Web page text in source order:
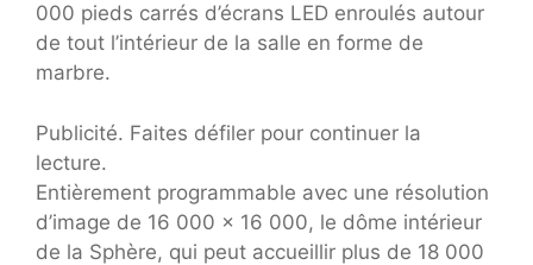
000 pieds carrés d’écrans LED enroulés autour
de tout l’intérieur de la salle en forme de
marbre.
Publicité. Faites défiler pour continuer la
lecture.
Entièrement programmable avec une résolution
d’image de 16 000 x 16 000, le dôme intérieur
de la Sphère, qui peut accueillir plus de 18 000